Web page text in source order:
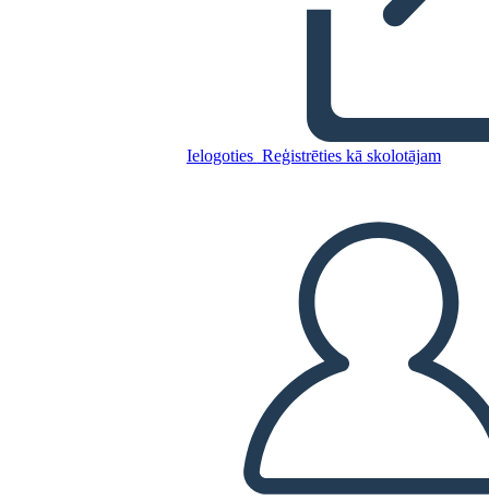
Ielogoties Reģistrēties kā skolotājam
Kopējiet šo stāstu tabulu
ATSKAŅOT SLAIDRĀDI
IZLASI MAN